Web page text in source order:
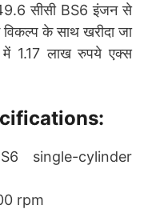
सीसी BS6 इंजन से
के साथ खरीदा जा
में 1.17 लाख रुपये एक्स
single-cylinder
rpm